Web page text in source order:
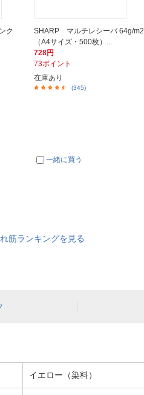
ク
SHARP マルチレシーバ 64g/m2
（A4サイズ・500枚）...
728円
73ポイント
在庫あり
(345)
一緒に買う
筋ランキングを見る
イエロー（染料）